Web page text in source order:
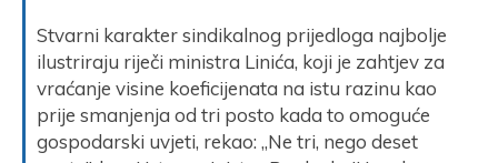
Stvarni karakter sindikalnog prijedloga najbolje
ilustriraju riječi ministra Linića, koji je zahtjev za
vraćanje visine koeficijenata na istu razinu kao
prije smanjenja od tri posto kada to omoguće
gospodarski uvjeti, rekao: „Ne tri, nego deset